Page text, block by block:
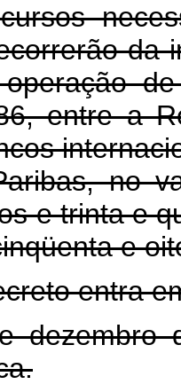
da
entre a
no
e trinta e
e
entra
dezembro